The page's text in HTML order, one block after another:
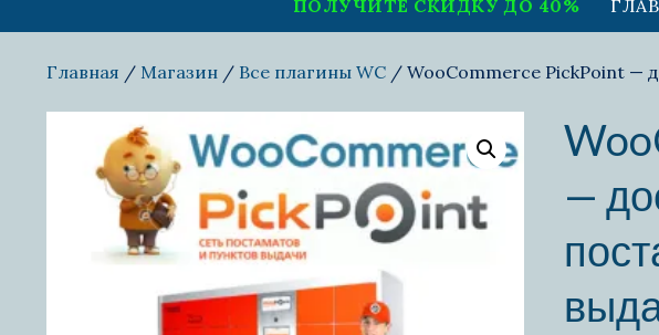
ПОЛУЧИТЕ СКИДКУ ДО 40%
Главная / Магазин / Все плагины WС / WooCommerce PickPoint —
—